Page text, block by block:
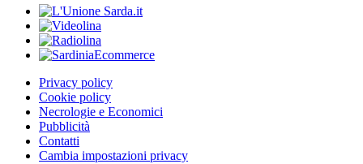
Privacy policy
Cookie policy
Necrologie e Economici
Pubblicità
Contatti
Cambia impostazioni privacy